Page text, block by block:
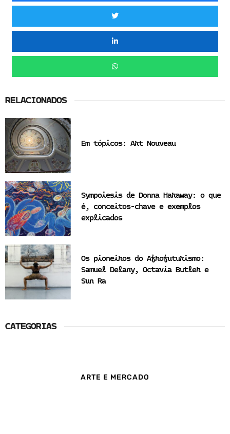
RELACIONADOS
Em tópicos: Art Nouveau
Sympoiesis de Donna Haraway: o que
é, conceitos-chave e exemplos
explicados
Os pioneiros do Afrofuturismo:
Samuel Delany, Octavia Butler e
Sun Ra
CATEGORIAS
ARTE E MERCADO